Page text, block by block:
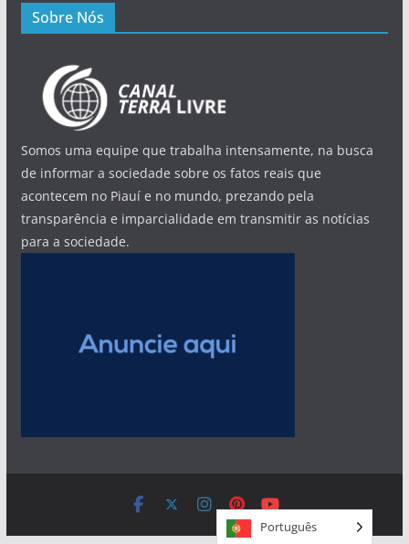
Sobre Nós
Somos uma equipe que trabalha intensamente, na busca
de informar a sociedade sobre os fatos reais que
acontecem no Piauí e no mundo, prezando pela
transparência e imparcialidade em transmitir as notícias
para a sociedade.
Português